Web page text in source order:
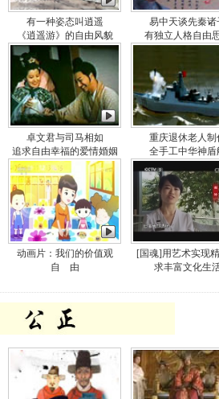
有一种姿态叫逍遥
《逍遥游》的自由风貌
易中天谈先秦诸
有独立人格自由
卓文君与司马相如
追求自由幸福的爱情婚姻
重庆退休老人制
全手工中华神盾
动画片：我们的价值观
自 由
[国魂]用艺术实现
求丰富文化生